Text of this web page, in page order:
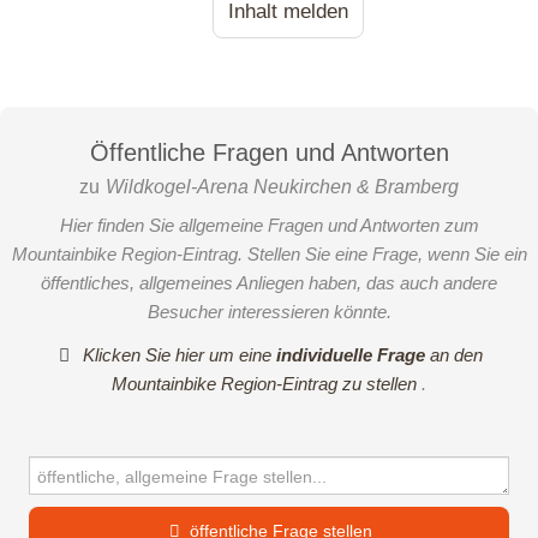
Start ist im Ortszentrum von Bramberg - vorbei an der Kirche
entlang des Güterweges Entscharn - vorbei an den
Inhalt melden
Öffentliche Fragen und Antworten
zu Wildkogel-Arena Neukirchen & Bramberg
Hier finden Sie allgemeine Fragen und Antworten zum
Mountainbike Region-Eintrag. Stellen Sie eine Frage, wenn Sie ein
öffentliches, allgemeines Anliegen haben, das auch andere
Besucher interessieren könnte.
Klicken Sie hier um eineindividuelle Frage an den
Mountainbike Region-Eintrag zu stellen .
öffentliche Frage stellen